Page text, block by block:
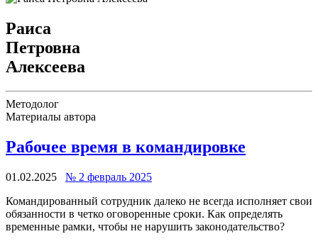
Раиса
Петровна
Алексеева
Методолог
Материалы автора
Рабочее время в командировке
01.02.2025
№ 2 февраль 2025
Командированный сотрудник далеко не всегда исполняет свои
обязанности в четко оговоренные сроки. Как определять
временные рамки, чтобы не нарушить законодательство?